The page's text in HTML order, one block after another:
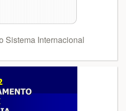
Sistema Internacional